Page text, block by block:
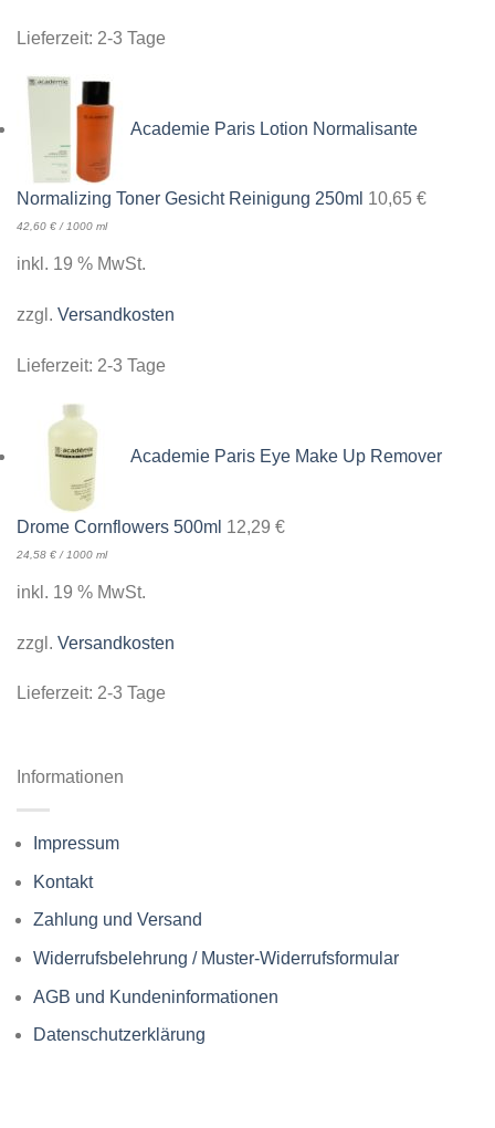
Lieferzeit: 2-3 Tage
Academie Paris Lotion Normalisante
Normalizing Toner Gesicht Reinigung 250ml 10,65 €
42,60 €/1000 ml
inkl. 19 % MwSt.
zzgl. Versandkosten
Lieferzeit: 2-3 Tage
Academie Paris Eye Make Up Remover
Drome Cornflowers 500ml 12,29 €
24,58 € / 1000 ml
inkl. 19 % MwSt.
zzgl. Versandkosten
Lieferzeit: 2-3 Tage
Informationen
Impressum
Kontakt
Zahlung und Versand
Widerrufsbelehrung / Muster-Widerrufsformular
AGB und Kundeninformationen
Datenschutzerklärung